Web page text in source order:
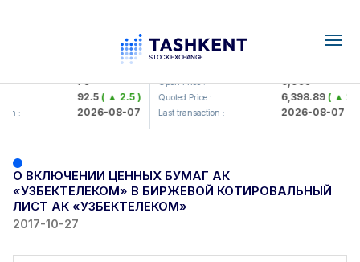
79
92.5( ▲ 2.5 )
: 2026-08-07
UZMK (<O'zmetkombinat> AJ)
Open Price : 6,099
Quoted Price : 6,398.89( ▲
Last transaction : 2026-08-07
О ВКЛЮЧЕНИИ ЦЕННЫХ БУМАГ АК
«УЗБЕКТЕЛЕКОМ» В БИРЖЕВОЙ КОТИРОВАЛЬНЫЙ
ЛИСТ АК «УЗБЕКТЕЛЕКОМ»
2017-10-27